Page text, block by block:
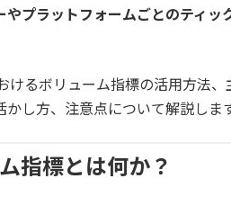
やプラットフォームごとのティ
けるボリューム指標の活用方法
し方、注意点について解説します
指標とは何か？